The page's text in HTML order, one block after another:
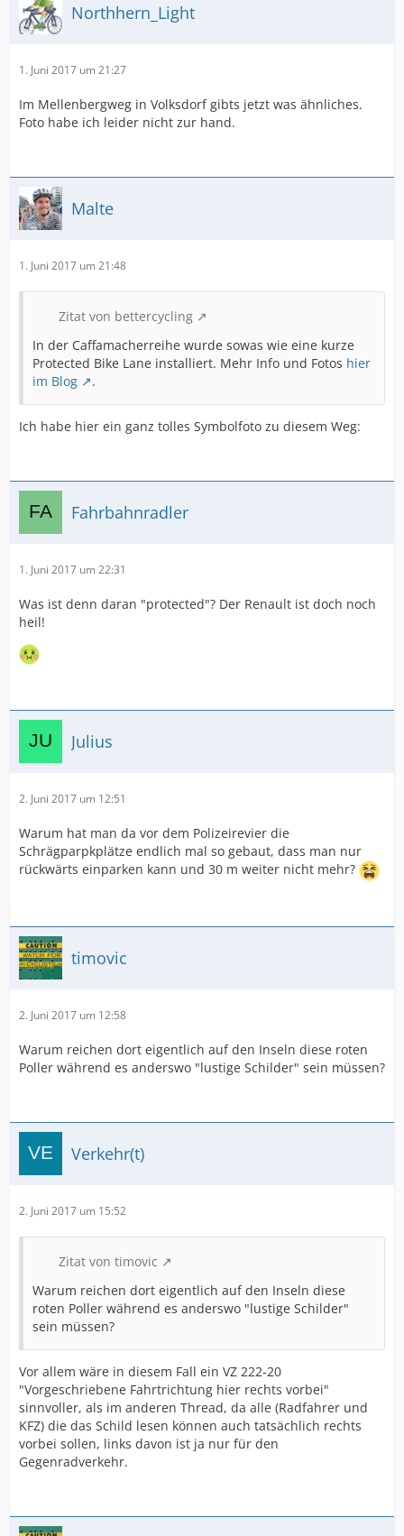
Northhern_Light
1. Juni 2017 um 21:27
Im Mellenbergweg in Volksdorf gibts jetzt was ähnliches.
Foto habe ich leider nicht zur hand.
Malte
1. Juni 2017 um 21:48
Zitat von bettercycling
In der Caffamacherreihe wurde sowas wie eine kurze
Protected Bike Lane installiert. Mehr Info und Fotos hier
im Blog
.
Ich habe hier ein ganz tolles Symbolfoto zu diesem Weg:
Fahrbahnradler
1. Juni 2017 um 22:31
Was ist denn daran "protected"? Der Renault ist doch noch
heil!
Julius
2. Juni 2017 um 12:51
Warum hat man da vor dem Polizeirevier die
Schrägparpkplätze endlich mal so gebaut, dass man nur
rückwärts einparken kann und 30 m weiter nicht mehr?
timovic
2. Juni 2017 um 12:58
Warum reichen dort eigentlich auf den Inseln diese roten
Poller während es anderswo "lustige Schilder" sein müssen?
Verkehr(t)
2. Juni 2017 um 15:52
Zitat von timovic
Warum reichen dort eigentlich auf den Inseln diese
roten Poller während es anderswo "lustige Schilder"
sein müssen?
Vor allem wäre in diesem Fall ein VZ 222-20
"Vorgeschriebene Fahrtrichtung hier rechts vorbei"
sinnvoller, als im anderen Thread, da alle (Radfahrer und
KFZ) die das Schild lesen können auch tatsächlich rechts
vorbei sollen, links davon ist ja nur für den
Gegenradverkehr.